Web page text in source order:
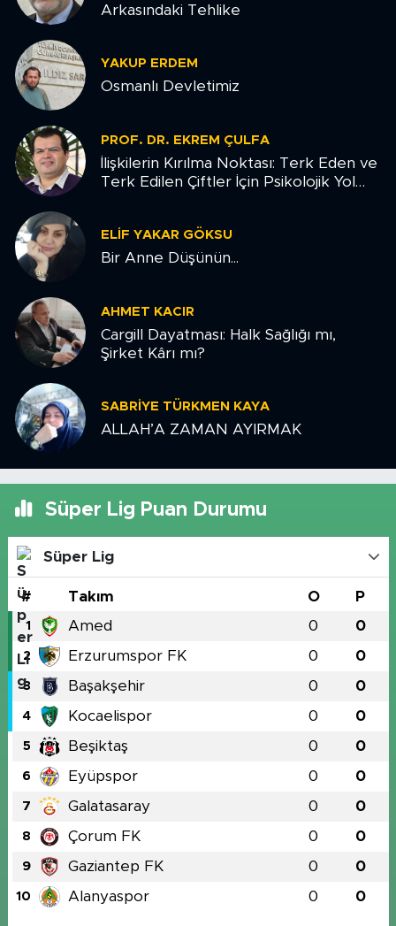
Arkasındaki Tehlike
YAKUP ERDEM
Osmanlı Devletimiz
PROF. DR. EKREM ÇULFA
İlişkilerin Kırılma Noktası: Terk Eden ve
Terk Edilen Çiftler İçin Psikolojik Yol
ELIF YAKAR GÖKSU
Bir Anne Düşünün...
AHMET KACIR
Cargill Dayatması: Halk Sağlığı mı,
Şirket Kârı mı?
SABRIYE TÜRKMEN KAYA
ALLAH’A ZAMAN AYIRMAK
Süper Lig Puan Durumu
Süper Lig
# Takım O P
1 Amed 0 0
2 Erzurumspor FK 0 0
3 Başakşehir 0 0
4 Kocaelispor 0 0
5 Beşiktaş 0 0
6 Eyüpspor 0 0
7 Galatasaray 0 0
8 Çorum FK 0 0
9 Gaziantep FK 0 0
10 Alanyaspor 0 0